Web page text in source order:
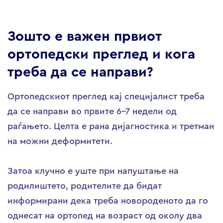
Зошто е важен првиот
ортопедски преглед и кога
треба да се направи?
Ортопедскиот преглед кај специјалист треба
да се направи во првите 6-7 недели од
раѓањето. Целта е рана дијагностика и третман
на можни деформитети.
Затоа клучно е уште при напуштање на
родилиштето, родителите да бидат
информирани дека треба новороденото да го
однесат на ортопед на возраст од околу два